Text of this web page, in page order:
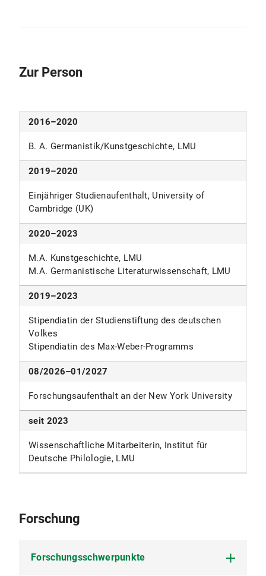
Zur Person
2016–2020
B. A. Germanistik/Kunstgeschichte, LMU
2019–2020
Einjähriger Studienaufenthalt, University of
Cambridge (UK)
2020–2023
M.A. Kunstgeschichte, LMU
M.A. Germanistische Literaturwissenschaft, LMU
2019–2023
Stipendiatin der Studienstiftung des deutschen
Volkes
Stipendiatin des Max-Weber-Programms
08/2026–01/2027
Forschungsaufenthalt an der New York University
seit 2023
Wissenschaftliche Mitarbeiterin, Institut für
Deutsche Philologie, LMU
Forschung
Forschungsschwerpunkte